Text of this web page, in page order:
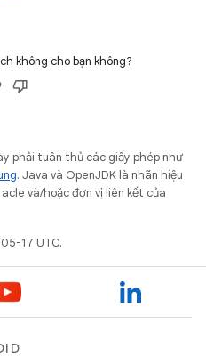
không cho bạn không?
phải tuân thủ các giấy phép như
. Java và OpenJDK là nhãn hiệu
và/hoặc đơn vị liên kết của
17 UTC.